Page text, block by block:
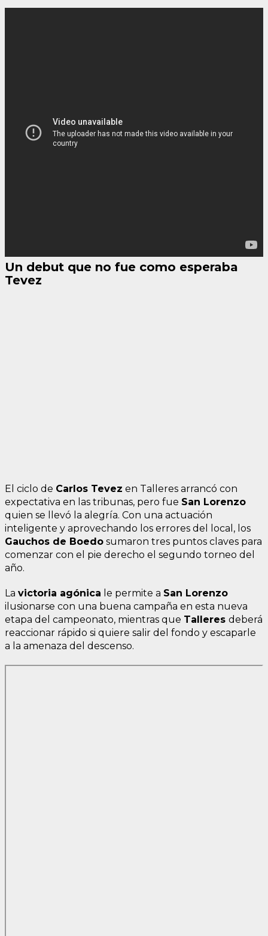
Un debut que no fue como esperaba
Tevez
El ciclo de Carlos Tevez en Talleres arrancó con
expectativa en las tribunas, pero fue San Lorenzo
quien se llevó la alegría. Con una actuación
inteligente y aprovechando los errores del local, los
Gauchos de Boedo sumaron tres puntos claves para
comenzar con el pie derecho el segundo torneo del
año.
La victoria agónica le permite a San Lorenzo
ilusionarse con una buena campaña en esta nueva
etapa del campeonato, mientras que Talleres deberá
reaccionar rápido si quiere salir del fondo y escaparle
a la amenaza del descenso.